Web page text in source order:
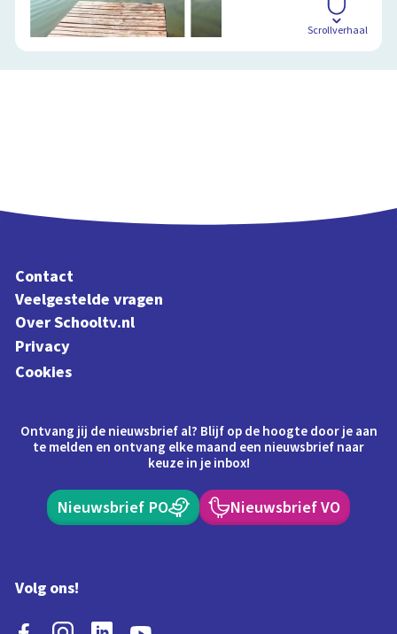
Scrollverhaal
Contact
Veelgestelde vragen
Over Schooltv.nl
Privacy
Cookies
Ontvang jij de nieuwsbrief al? Blijf op de hoogte door je aan
te melden en ontvang elke maand een nieuwsbrief naar
keuze in je inbox!
Nieuwsbrief PO Nieuwsbrief VO
Volg ons!